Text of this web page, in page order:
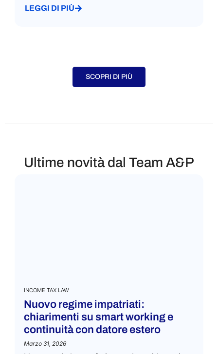
LEGGI DI PIÙ
SCOPRI DI PIÙ
Ultime novità dal Team A&P
INCOME TAX LAW
Nuovo regime impatriati:
chiarimenti su smart working e
continuità con datore estero
Marzo 31, 2026